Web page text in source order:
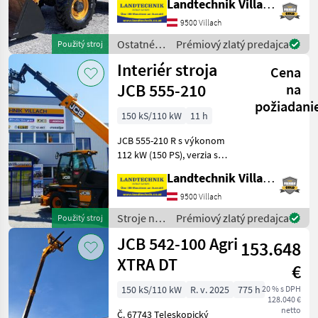
Marketplace
predajcov inzeráty
Použitý stroj
pripojeniami vpredu s
plávajúcou polohou,
uzavretá kabína s kúrením
Landtechnik Villach GmbH
9500 Villach
Ostatné
poľnohospodárske
silové
stroje /
JCB
Prémiový zlatý predajca
Použitý stroj
Interiér stroja
JCB 555-210
Cena
na
150 kS/110 kW
11 h
JCB 555-210 R s výkonom
112 kW (150 PS), verzia s
palcový displej Load
Management s
automatickou detekciou
príslušenstva, kabína s
kúrením a kl
Landtechnik Villach GmbH
9500 Villach
Stroje na
stavbu /
JCB
Prémiový zlatý predajca
JCB 542-100 Agri
XTRA DT
153.648
€
20 % s DPH
128.040 €
netto
150 kS/110 kW R. v. 2025
775 h
Č. 67743 Teleskopický